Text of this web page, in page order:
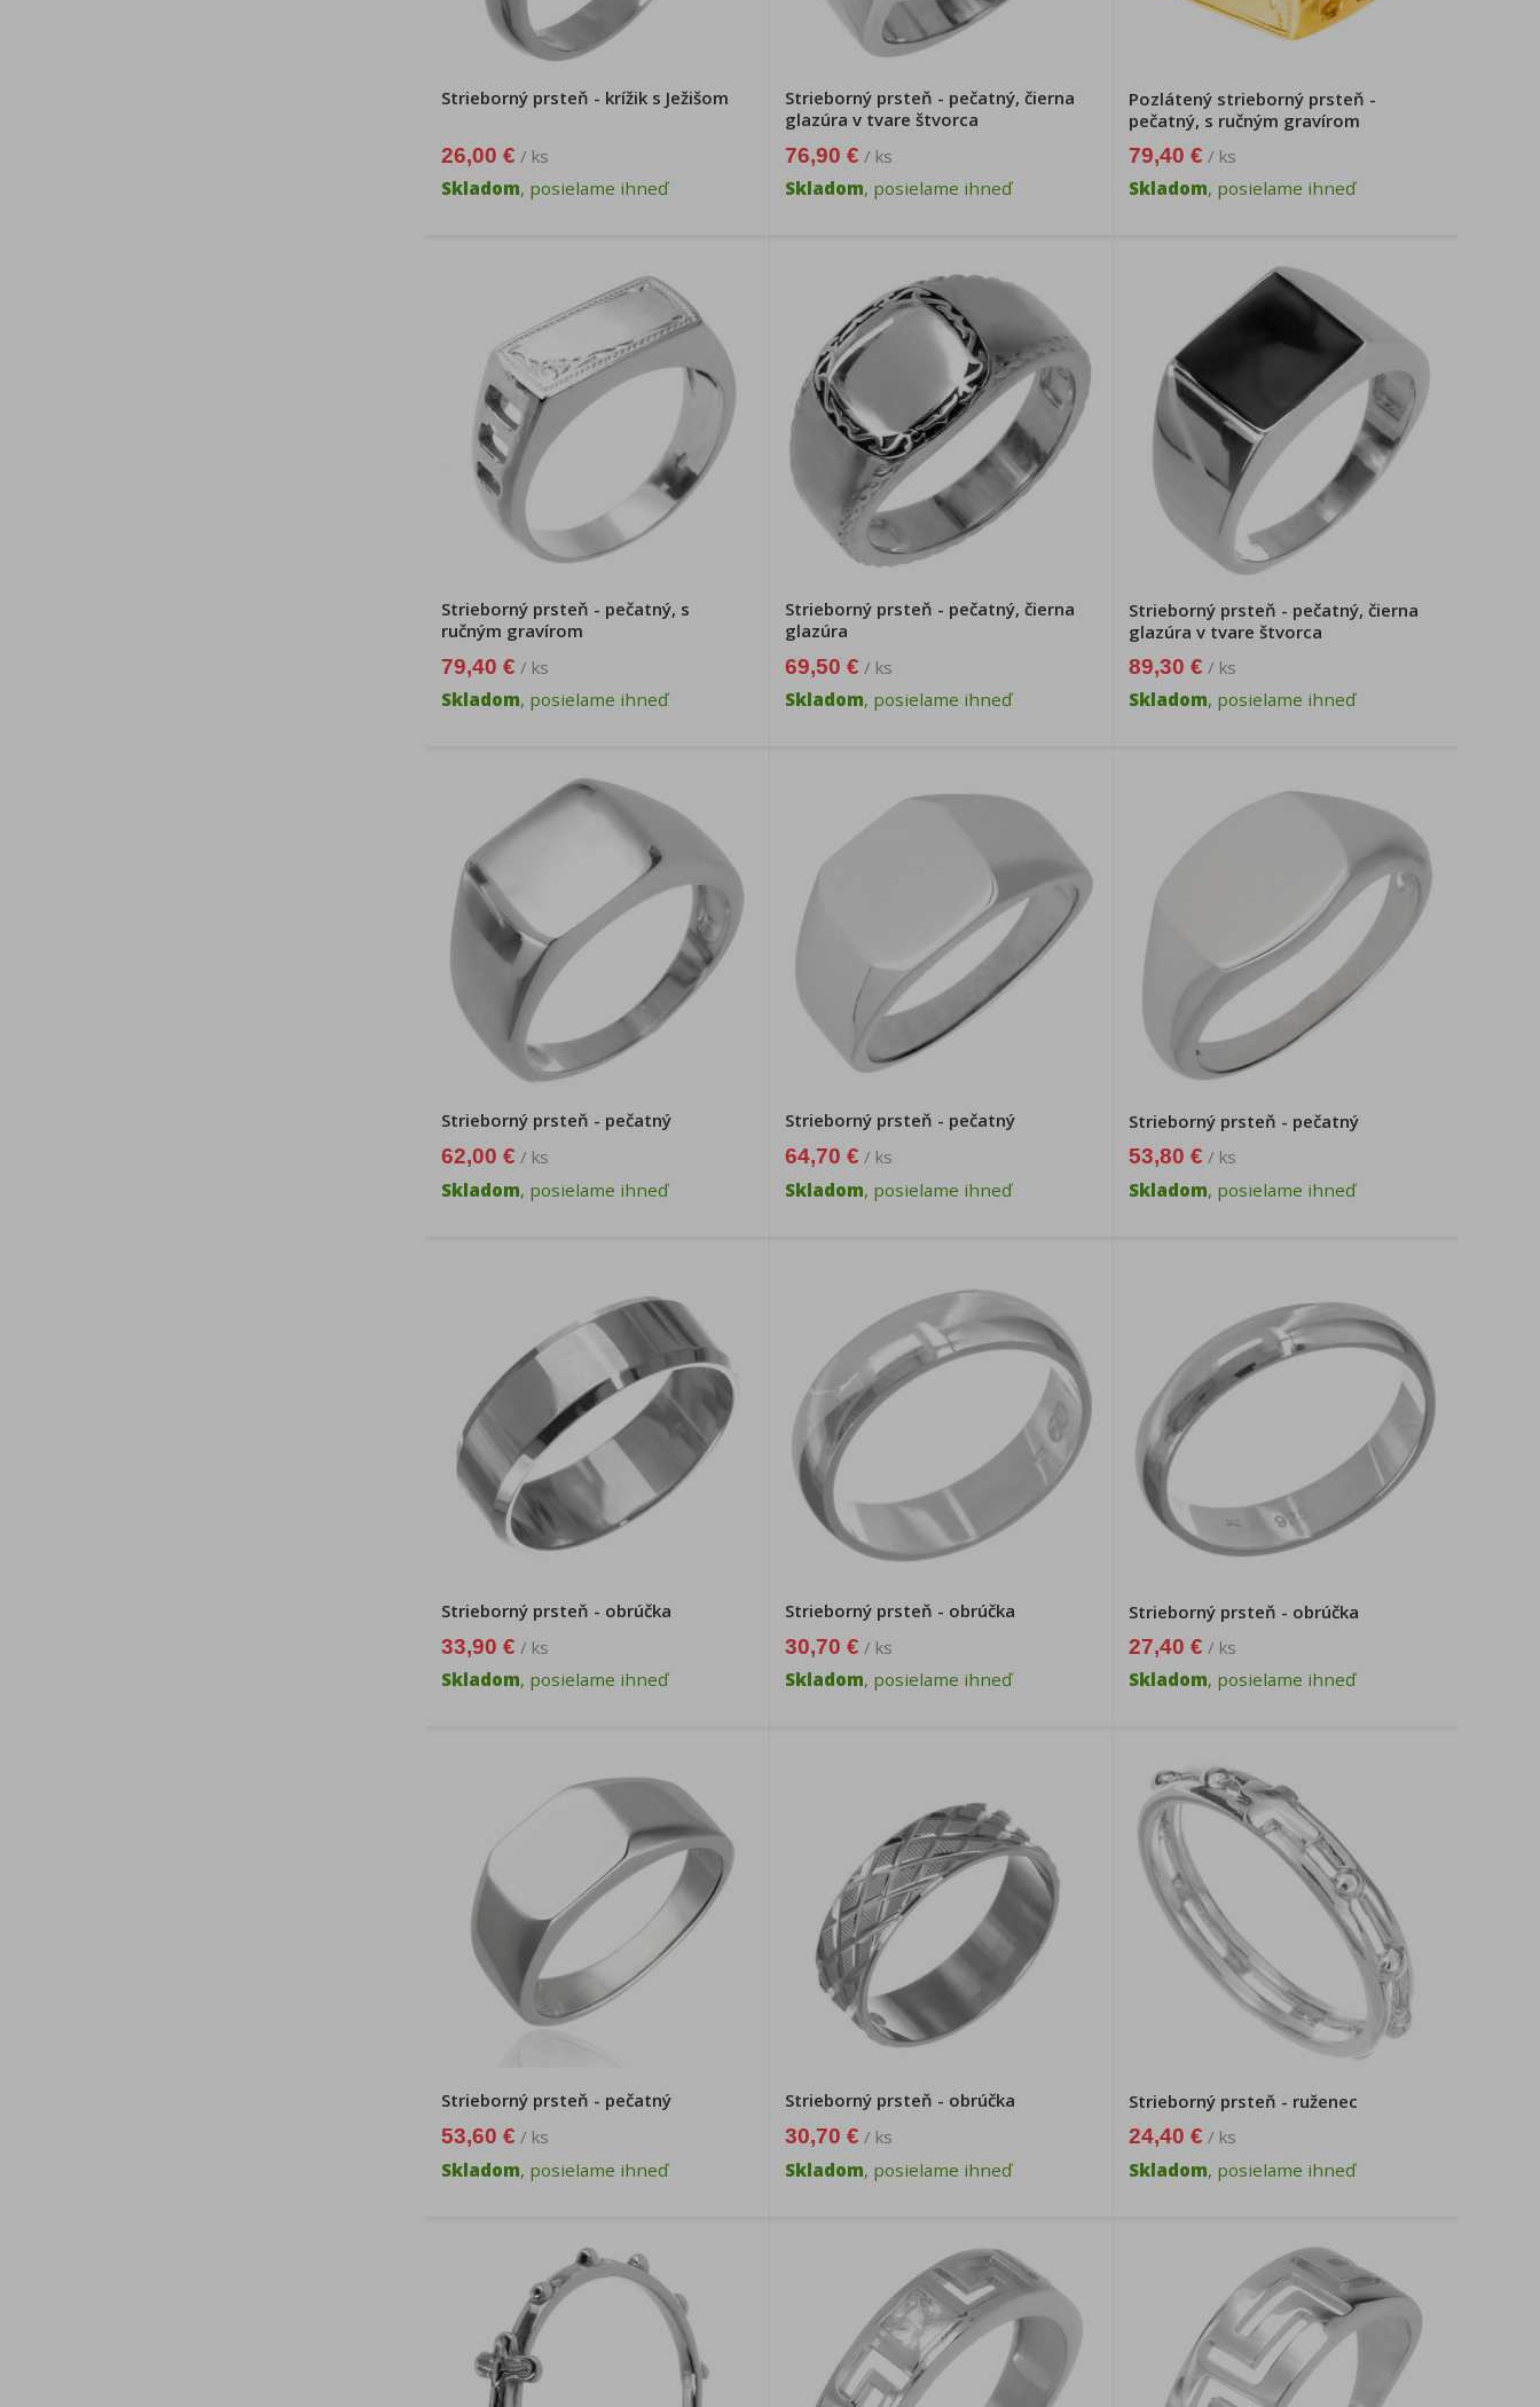
Strieborný prsteň - krížik s Ježišom
26,00 € / ks
Skladom, posielame ihneď
Strieborný prsteň - pečatný, čierna
glazúra v tvare štvorca
76,90 € / ks
Skladom, posielame ihneď
Pozlátený strieborný prsteň -
pečatný, s ručným gravírom
79,40 € / ks
Skladom, posielame ihneď
Strieborný prsteň - pečatný, s
ručným gravírom
79,40 € / ks
Skladom, posielame ihneď
Strieborný prsteň - pečatný, čierna
glazúra
69,50 € / ks
Skladom, posielame ihneď
Strieborný prsteň - pečatný, čierna
glazúra v tvare štvorca
89,30 € / ks
Skladom, posielame ihneď
Strieborný prsteň - pečatný
62,00 € / ks
Skladom, posielame ihneď
Strieborný prsteň - pečatný
64,70 € / ks
Skladom, posielame ihneď
Strieborný prsteň - pečatný
53,80 € / ks
Skladom, posielame ihneď
Strieborný prsteň - obrúčka
33,90 € / ks
Skladom, posielame ihneď
Strieborný prsteň - obrúčka
30,70 € / ks
Skladom, posielame ihneď
Strieborný prsteň - obrúčka
27,40 € / ks
Skladom, posielame ihneď
Strieborný prsteň - pečatný
53,60 € / ks
Skladom, posielame ihneď
Strieborný prsteň - obrúčka
30,70 € / ks
Skladom, posielame ihneď
Strieborný prsteň - ruženec
24,40 € / ks
Skladom, posielame ihneď